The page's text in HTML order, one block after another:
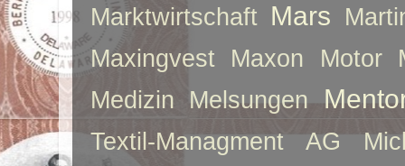
Marktwirtschaft Mars
Maxingvest
Maxon Motor
Medizin
Melsungen
Textil-Managment AG